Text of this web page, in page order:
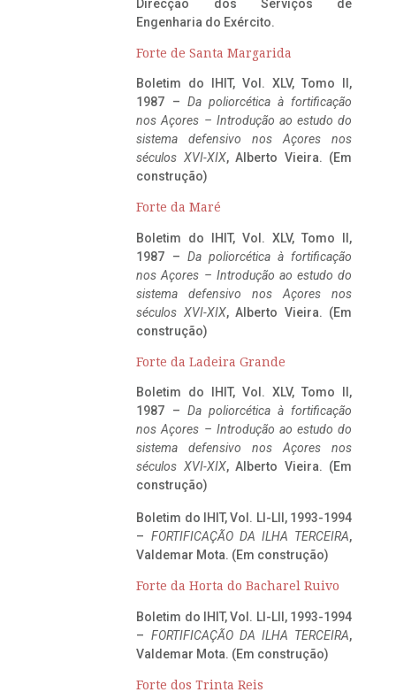
Direcção dos Serviços de
Engenharia do Exército.
Forte de Santa Margarida
Boletim do IHIT, Vol. XLV, Tomo II,
1987 – Da poliorcética à fortificação
nos Açores – Introdução ao estudo do
sistema defensivo nos Açores nos
séculos XVI-XIX, Alberto Vieira. (Em
construção)
Forte da Maré
Boletim do IHIT, Vol. XLV, Tomo II,
1987 – Da poliorcética à fortificação
nos Açores – Introdução ao estudo do
sistema defensivo nos Açores nos
séculos XVI-XIX, Alberto Vieira. (Em
construção)
Forte da Ladeira Grande
Boletim do IHIT, Vol. XLV, Tomo II,
1987 – Da poliorcética à fortificação
nos Açores – Introdução ao estudo do
sistema defensivo nos Açores nos
séculos XVI-XIX, Alberto Vieira. (Em
construção)
Boletim do IHIT, Vol. LI-LII, 1993-1994
– FORTIFICAÇÃO DA ILHA TERCEIRA,
Valdemar Mota. (Em construção)
Forte da Horta do Bacharel Ruivo
Boletim do IHIT, Vol. LI-LII, 1993-1994
– FORTIFICAÇÃO DA ILHA TERCEIRA,
Valdemar Mota. (Em construção)
Forte dos Trinta Reis